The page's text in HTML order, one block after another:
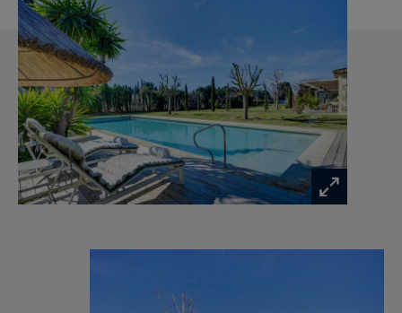
Rémy de Provence, ses excellentes tables, les
domaines viticoles et les charmants villages des
Baux de Provence, Eygalières...
Les détails de votre maison de vacances en
Provence :
Séjour de 80m² avec cheminée, piano droit,